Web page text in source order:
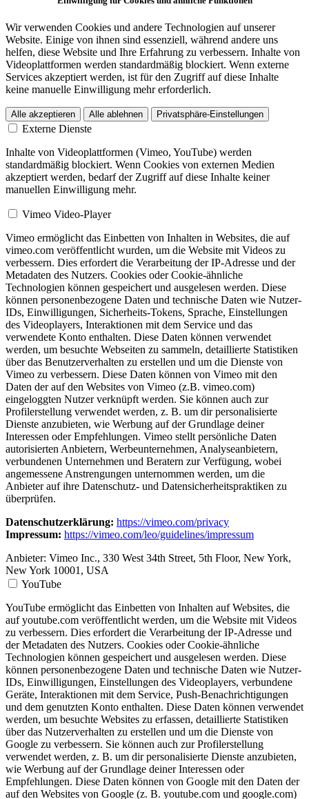
Wir verwenden Cookies und andere Technologien auf unserer
Website. Einige von ihnen sind essenziell, während andere uns
helfen, diese Website und Ihre Erfahrung zu verbessern. Inhalte von
Videoplattformen werden standardmäßig blockiert. Wenn externe
Services akzeptiert werden, ist für den Zugriff auf diese Inhalte
keine manuelle Einwilligung mehr erforderlich.
Alle akzeptieren Alle ablehnen Privatsphäre-Einstellungen
Externe Dienste
Inhalte von Videoplattformen (Vimeo, YouTube) werden
standardmäßig blockiert. Wenn Cookies von externen Medien
akzeptiert werden, bedarf der Zugriff auf diese Inhalte keiner
manuellen Einwilligung mehr.
Vimeo Video-Player
Vimeo ermöglicht das Einbetten von Inhalten in Websites, die auf
vimeo.com veröffentlicht wurden, um die Website mit Videos zu
verbessern. Dies erfordert die Verarbeitung der IP-Adresse und der
Metadaten des Nutzers. Cookies oder Cookie-ähnliche
Technologien können gespeichert und ausgelesen werden. Diese
können personenbezogene Daten und technische Daten wie Nutzer-
IDs, Einwilligungen, Sicherheits-Tokens, Sprache, Einstellungen
des Videoplayers, Interaktionen mit dem Service und das
verwendete Konto enthalten. Diese Daten können verwendet
werden, um besuchte Webseiten zu sammeln, detaillierte Statistiken
über das Benutzerverhalten zu erstellen und um die Dienste von
Vimeo zu verbessern. Diese Daten können von Vimeo mit den
Daten der auf den Websites von Vimeo (z.B. vimeo.com)
eingeloggten Nutzer verknüpft werden. Sie können auch zur
Profilerstellung verwendet werden, z. B. um dir personalisierte
Dienste anzubieten, wie Werbung auf der Grundlage deiner
Interessen oder Empfehlungen. Vimeo stellt persönliche Daten
autorisierten Anbietern, Werbeunternehmen, Analyseanbietern,
verbundenen Unternehmen und Beratern zur Verfügung, wobei
angemessene Anstrengungen unternommen werden, um die
Anbieter auf ihre Datenschutz- und Datensicherheitspraktiken zu
überprüfen.
Datenschutzerklärung: https://vimeo.com/privacy
Impressum: https://vimeo.com/leo/guidelines/impressum
Anbieter: Vimeo Inc., 330 West 34th Street, 5th Floor, New York,
New York 10001, USA
YouTube
YouTube ermöglicht das Einbetten von Inhalten auf Websites, die
auf youtube.com veröffentlicht werden, um die Website mit Videos
zu verbessern. Dies erfordert die Verarbeitung der IP-Adresse und
der Metadaten des Nutzers. Cookies oder Cookie-ähnliche
Technologien können gespeichert und ausgelesen werden. Diese
können personenbezogene Daten und technische Daten wie Nutzer-
IDs, Einwilligungen, Einstellungen des Videoplayers, verbundene
Geräte, Interaktionen mit dem Service, Push-Benachrichtigungen
und dem genutzten Konto enthalten. Diese Daten können verwendet
werden, um besuchte Websites zu erfassen, detaillierte Statistiken
über das Nutzerverhalten zu erstellen und um die Dienste von
Google zu verbessern. Sie können auch zur Profilerstellung
verwendet werden, z. B. um dir personalisierte Dienste anzubieten,
wie Werbung auf der Grundlage deiner Interessen oder
Empfehlungen. Diese Daten können von Google mit den Daten der
auf den Websites von Google (z. B. youtube.com und google.com)